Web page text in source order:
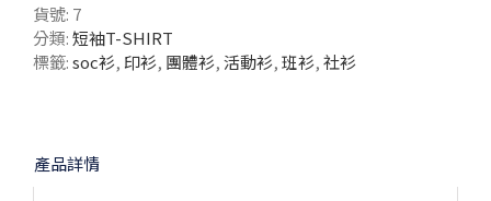
貨號: 7
分類:短袖T-SHIRT
標籤:soc衫, 印衫, 團體衫,活動衫,班衫,社衫
產品詳情